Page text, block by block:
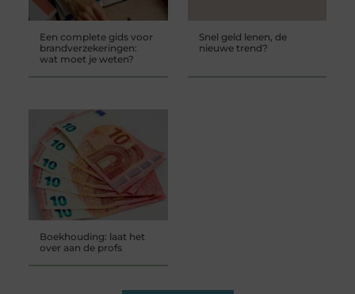
Een complete gids voor
brandverzekeringen:
wat moet je weten?
Snel geld lenen, de
nieuwe trend?
Boekhouding: laat het
over aan de profs